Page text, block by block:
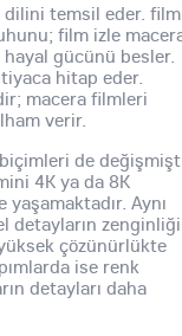
dilini temsil eder. film
film izle
gücünü besler.
hitap eder.
macera filmleri
verir.
de
4K ya da 8K
Aynı
detayların
çözünürlükte
ise renk
detayları daha